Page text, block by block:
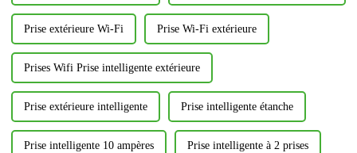
Prise extérieure Wi-Fi Prise Wi-Fi extérieure
Prises Wifi Prise intelligente extérieure
Prise extérieure intelligente Prise intelligente étanche
Prise intelligente 10 ampères Prise intelligente à 2 prises